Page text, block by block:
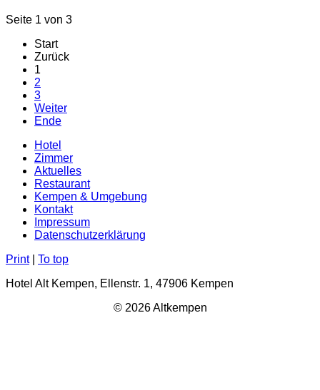
Seite 1 von 3
Start
Zurück
1
2
3
Weiter
Ende
Hotel
Zimmer
Aktuelles
Restaurant
Kempen & Umgebung
Kontakt
Impressum
Datenschutzerklärung
Print| To top
Hotel Alt Kempen, Ellenstr. 1, 47906 Kempen
© 2026 Altkempen